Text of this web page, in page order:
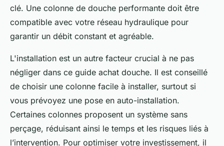
clé. Une colonne de douche performante doit être
compatible avec votre réseau hydraulique pour
garantir un débit constant et agréable.
L'installation est un autre facteur crucial à ne pas
négliger dans ce guide achat douche. Il est conseillé
de choisir une colonne facile à installer, surtout si
vous prévoyez une pose en auto-installation.
Certaines colonnes proposent un système sans
perçage, réduisant ainsi le temps et les risques liés à
l’intervention. Pour optimiser votre investissement, il